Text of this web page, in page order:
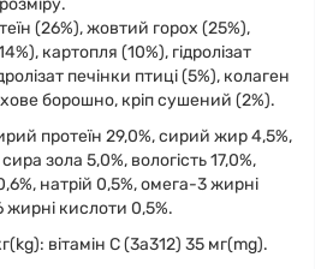
(26%), жовтий горох (25%),
картопля (10%), гідролізат
печінки птиці (5%), колаген
борошно, кріп сушений (2%).
протеїн 29,0%, сирий жир 4,5%,
зола 5,0%, вологість 17,0%,
натрій 0,5%, омега-3 жирні
кислоти 0,5%.
вітамін C (3a312) 35 мг(mg).